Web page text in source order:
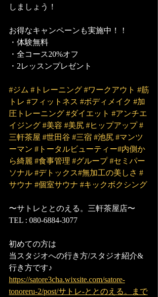
しましょう！
お得なキャンペーンも実施中！！
・体験無料
・全コース20%オフ
・2レッスンプレゼント
#ジム #トレーニング #ワークアウト #筋
トレ #フィットネス #ボディメイク #加
圧トレーニング #ダイエット #アンチエ
イジング #美容 #美尻 #ヒップアップ #
三軒茶屋 #世田谷 #三宿 #池尻 #マンツ
ーマン #トータルビューティー#内側か
ら綺麗 #食事管理 #グループ #セミパー
ソナル #デトックス#無加工の美しさ #
サウナ #個室サウナ #キックボクシング
〜サトレととのえる。三軒茶屋店〜
TEL : 080-6884-3077
初めての方は
当スタジオへの行き方/スタジオ紹介&
行き方です♪
https://satore3cha.wixsite.com/satore-
tonoreru-2/post/サトレ-ととのえる。まで